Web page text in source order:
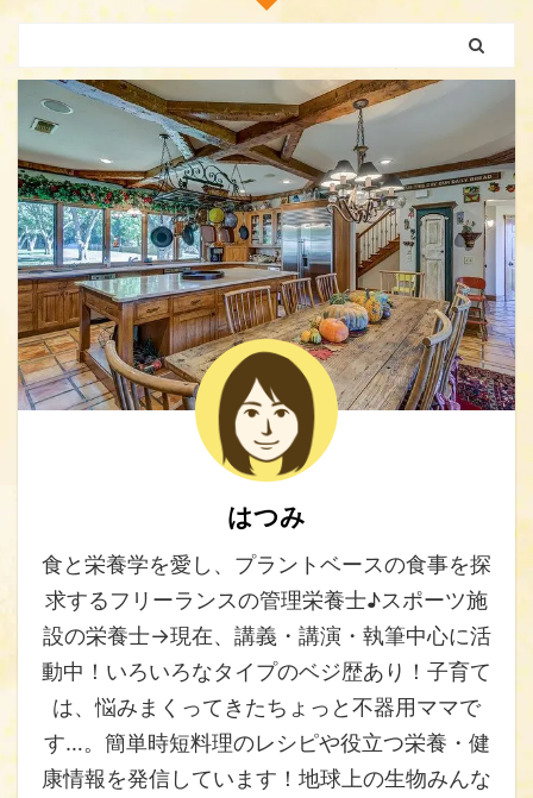
はつみ
食と栄養学を愛し、プラントベースの食事を探
求するフリーランスの管理栄養士♪スポーツ施
設の栄養士→現在、講義・講演・執筆中心に活
動中！いろいろなタイプのベジ歴あり！子育て
は、悩みまくってきたちょっと不器用ママで
す…。簡単時短料理のレシピや役立つ栄養・健
康情報を発信しています！地球上の生物みんな